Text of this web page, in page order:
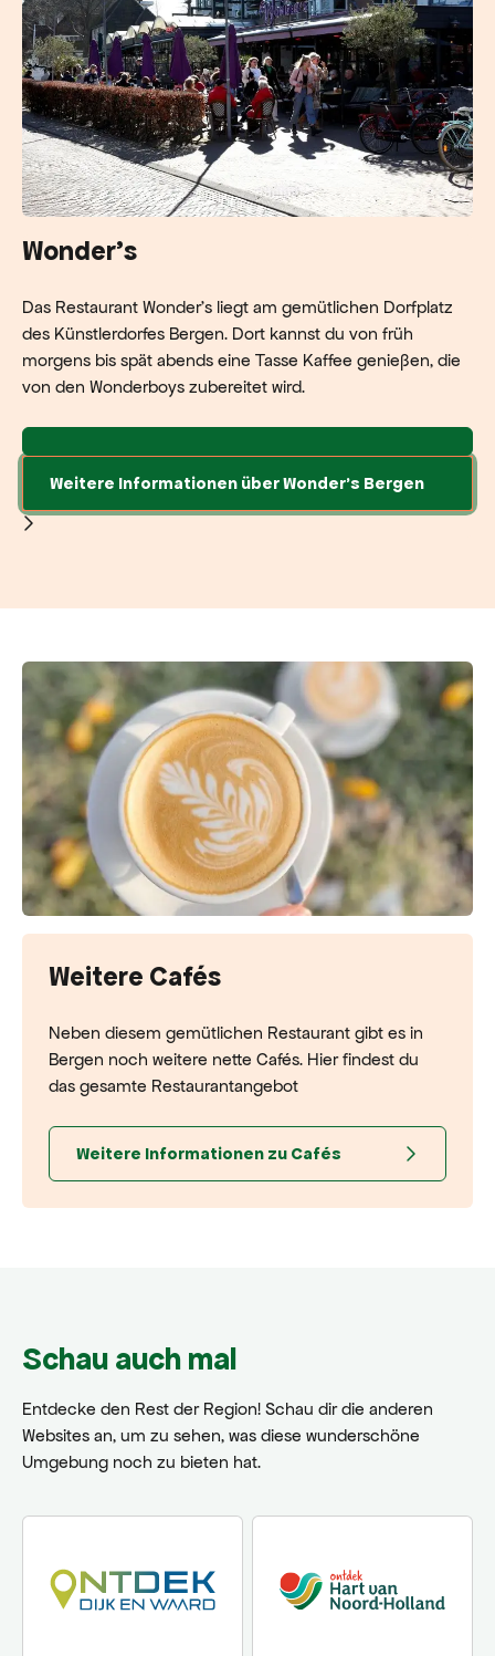
Wonder's
Das Restaurant Wonder's liegt am gemütlichen Dorfplatz
des Künstlerdorfes Bergen. Dort kannst du von früh
morgens bis spät abends eine Tasse Kaffee genießen, die
von den Wonderboys zubereitet wird.
Weitere Informationen über Wonder's Bergen
Weitere Cafés
Neben diesem gemütlichen Restaurant gibt es in
Bergen noch weitere nette Cafés. Hier findest du
das gesamte Restaurantangebot
Weitere Informationen zu Cafés
Schau auch mal
Entdecke den Rest der Region! Schau dir die anderen
Websites an, um zu sehen, was diese wunderschöne
Umgebung noch zu bieten hat.